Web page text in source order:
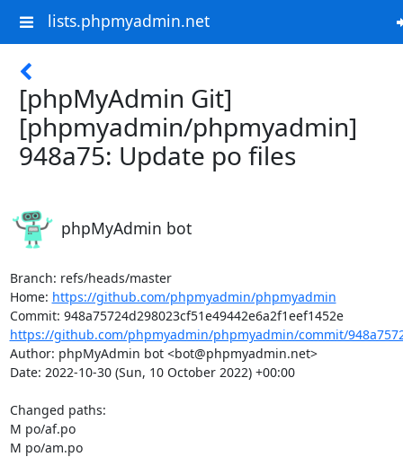
lists.phpmyadmin.net
[phpMyAdmin Git]
[phpmyadmin/phpmyadmin]
948a75: Update po files
phpMyAdmin bot
Branch: refs/heads/master
Home: https://github.com/phpmyadmin/phpmyadmin
Commit: 948a75724d298023cf51e49442e6a2f1eef1452e
https://github.com/phpmyadmin/phpmyadmin/commit/
Author: phpMyAdmin bot <bot@phpmyadmin.net>
Date: 2022-10-30 (Sun, 10 October 2022) +00:00
Changed paths:
M po/af.po
M po/am.po